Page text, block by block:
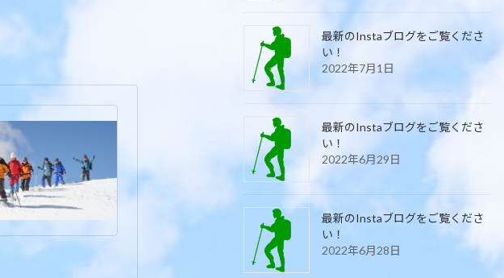
最新のInstaブログをご覧くださ
い！
2022年7月1日
最新のInstaブログをご覧くださ
い！
2022年6月29日
最新のInstaブログをご覧くださ
い！
2022年6月28日